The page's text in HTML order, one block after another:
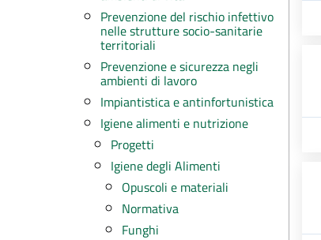
Prevenzione del rischio infettivo
nelle strutture socio-sanitarie
territoriali
Prevenzione e sicurezza negli
ambienti di lavoro
Impiantistica e antinfortunistica
Igiene alimenti e nutrizione
Progetti
Igiene degli Alimenti
Opuscoli e materiali
Normativa
Funghi